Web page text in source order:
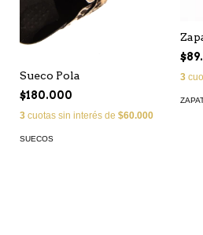
Sueco Pola
$180.000
3 cuotas sin interés de $60.000
SUECOS
3